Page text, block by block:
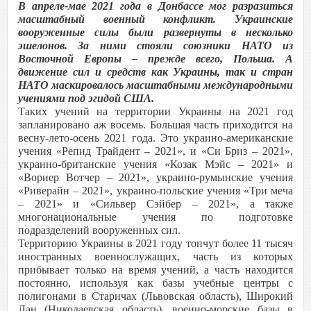
В апреле-мае 2021 года в Донбассе мог разразиться
масштабный военный конфликт. Украинские
вооруженные силы были развернуты в несколько
эшелонов. За ними стояли союзники НАТО из
Восточной Европы – прежде всего, Польша. А
движение сил и средств как Украины, так и стран
НАТО маскировалось масштабными международными
учениями под эгидой США.
Таких учений на территории Украины на 2021 год
запланировано аж восемь. Большая часть приходится на
весну-лето-осень 2021 года. Это украино-американские
учения «Репид Трайдент – 2021», и «Си Бриз – 2021»,
украино-британские учения «Козак Мэйс – 2021» и
«Вориер Вотчер – 2021», украино-румынские учения
«Риверайн – 2021», украино-польские учения «Три меча
– 2021» и «Сильвер Сэйбер – 2021», а также
многонациональные учения по подготовке
подразделений вооруженных сил.
Территорию Украины в 2021 году топчут более 11 тысяч
иностранных военнослужащих, часть из которых
прибывает только на время учений, а часть находится
постоянно, используя как базы учебные центры с
полигонами в Старичах (Львовская область), Широкий